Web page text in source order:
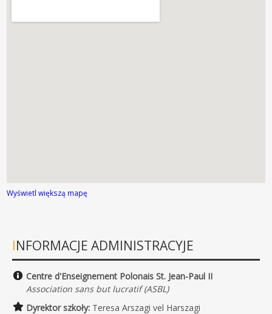
Wyświetl większą mapę
INFORMACJE ADMINISTRACYJE
Centre d'Enseignement Polonais St. Jean-Paul II
Association sans but lucratif (ASBL)
Dyrektor szkoły: Teresa Arszagi vel Harszagi